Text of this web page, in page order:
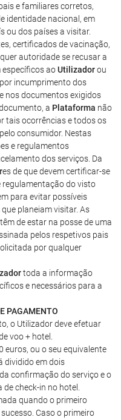
e familiares corretos,
identidade nacional, em
ou dos países a visitar.
certificados de vacinação,
autoridade se recusar a
aoUtilizadorou
incumprimento dos
nos documentos exigidos
a Plataforma não
tais ocorrências e todos os
consumidor. Nestas
e regulamentos
dos serviços. Da
es de que devem certificar-se
regulamentação do visto
para evitar possíveis
planeiam visitar. As
de estar na posse de uma
pelos respetivos pais
por qualquer
toda a informação
e necessários para a
PAGAMENTO
o Utilizador deve efetuar
voo + hotel.
euros, ou o seu equivalente
dividido em dois
confirmação do serviço e o
check-in no hotel.
quando o primeiro
Caso o primeiro